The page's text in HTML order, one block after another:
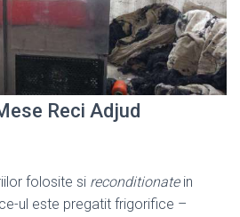
Reci Adjud
folosite si reconditionatein
ul este pregatit frigorifice –